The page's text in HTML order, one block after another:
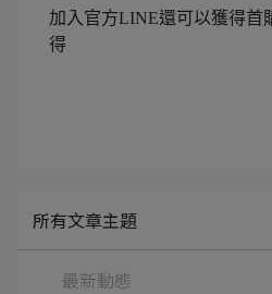
加入官方LINE還可以獲得首
得
所有文章主題
最新動態